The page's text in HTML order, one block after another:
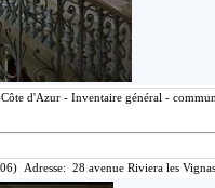
d'Azur - Inventaire général -
Adresse: 28 avenue Riviera les